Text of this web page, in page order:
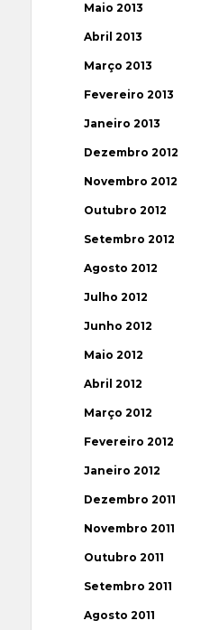
Maio 2013
Abril 2013
Março 2013
Fevereiro 2013
Janeiro 2013
Dezembro 2012
Novembro 2012
Outubro 2012
Setembro 2012
Agosto 2012
Julho 2012
Junho 2012
Maio 2012
Abril 2012
Março 2012
Fevereiro 2012
Janeiro 2012
Dezembro 2011
Novembro 2011
Outubro 2011
Setembro 2011
Agosto 2011